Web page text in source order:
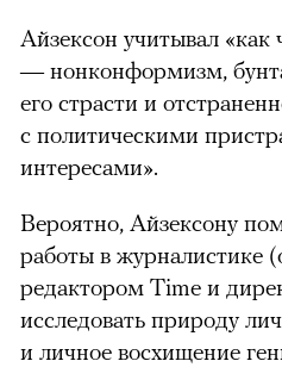
Айзексон учитывал «как
— нонконформизм,
его страсти и
с политическими
интересами».
Вероятно, Айзексону
работы в журналистике
редактором Time и
исследовать природу
и личное восхищение